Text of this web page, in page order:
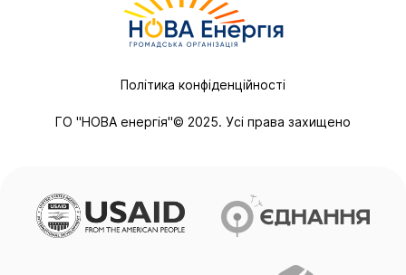
ГО "НОВА енергія"© 2025. Усі права захищено
Політика конфіденційності